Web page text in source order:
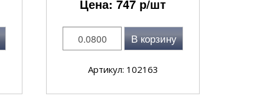
Цена: 747 р/шт
В корзину
Артикул: 102163